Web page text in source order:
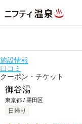
施設情報
口コミ
クーポン・チケット
御谷湯
東京都 / 墨田区
日帰り